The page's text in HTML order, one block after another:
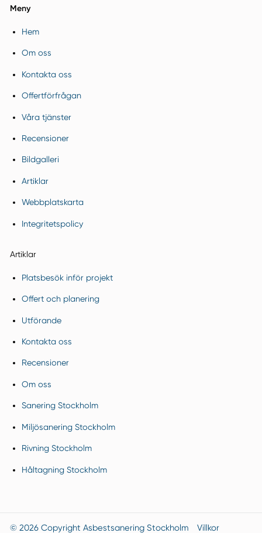
Meny
Hem
Om oss
Kontakta oss
Offertförfrågan
Våra tjänster
Recensioner
Bildgalleri
Artiklar
Webbplatskarta
Integritetspolicy
Artiklar
Platsbesök inför projekt
Offert och planering
Utförande
Kontakta oss
Recensioner
Om oss
Sanering Stockholm
Miljösanering Stockholm
Rivning Stockholm
Håltagning Stockholm
© 2026 Copyright Asbestsanering Stockholm Villkor